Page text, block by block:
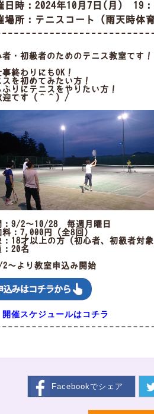
日時：2024年10月7日(月) 19：
場所：テニスコート（雨天時体育
者・初級者のためのテニス教室です！
事終わりにもOK！
スを初めてみたい方！
ぶりにテニスをやりたい方！
迎です（＾＾）/
：9/2～10/28 毎週月曜日
料：7,000円（全8回）
：18才以上の方（初心者、初級者対象
：20名
～より教室申込み開始
開催スケジュールはコチラ
Facebookでシェア